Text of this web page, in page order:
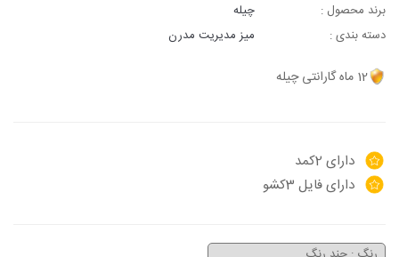
برند محصول :
چیله
دسته بندی :
میز مدیریت مدرن
12 ماه گارانتی چیله
دارای 2کمد
دارای فایل 3کشو